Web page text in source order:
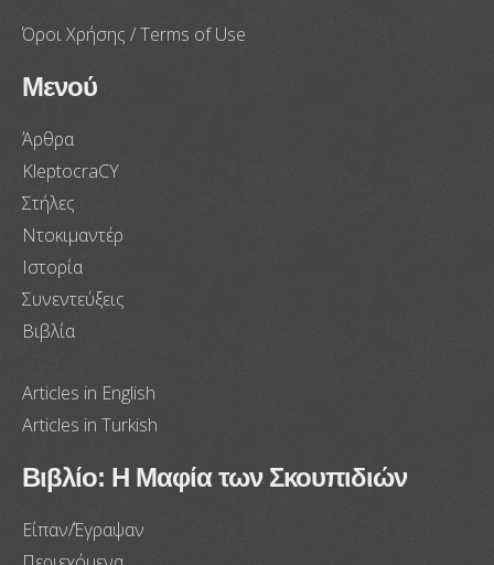
Όροι Χρήσης / Terms of Use
Μενού
Άρθρα
KleptocraCY
Στήλες
Ντοκιμαντέρ
Ιστορία
Συνεντεύξεις
Βιβλία
Articles in English
Articles in Turkish
Βιβλίο: Η Μαφία των Σκουπιδιών
Είπαν/Έγραψαν